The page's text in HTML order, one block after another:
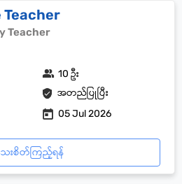
Teacher
Teacher
အတည်ပြုပြီး
10 ဦး
05 Jul 2026
းစိတ်ကြည့်ရန်